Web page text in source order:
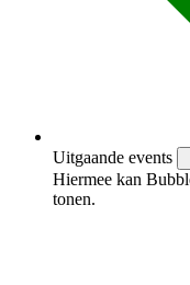
Uitgaande events
Hiermee kan
tonen.